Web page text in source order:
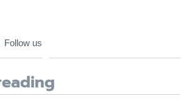
Follow us